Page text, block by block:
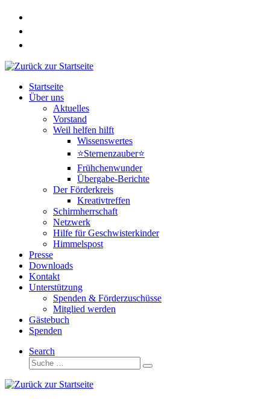
Zum
springen
Startseite
Über uns
Aktuelles
Vorstand
Weil helfen hilft
Wissenswertes
⭐Sternenzauber⭐
Frühchenwunder
Übergabe-Berichte
Der Förderkreis
Kreativtreffen
Schirmherrschaft
Netzwerk
Hilfe für Geschwisterkinder
Himmelspost
Presse
Downloads
Kontakt
Unterstützung
Spenden & Förderzuschüsse
Mitglied werden
Gästebuch
Spenden
Search
Suche
Suche